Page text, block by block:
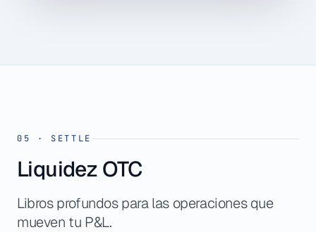
05 · SETTLE
Liquidez OTC
Libros profundos para las operaciones que
mueven tu P&L.